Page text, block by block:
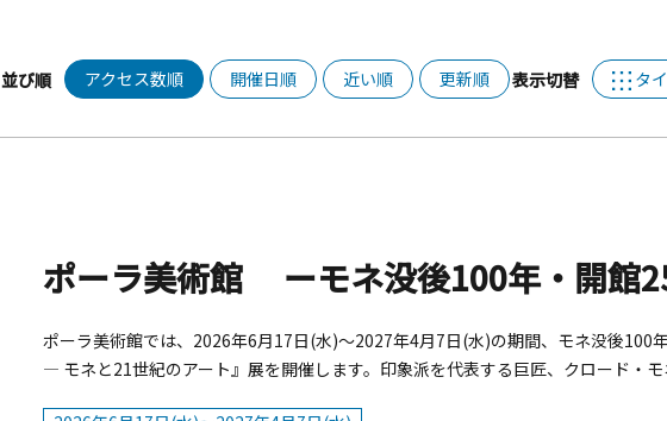
並び順 アクセス数順 開催日順 近い順 更新順 表示切替 タ
ポーラ美術館では、2026年6月17日(水)～2027年4月7日(水)の期間、モネ没後
― モネと21世紀のアート』展を開催します。印象派を代表する巨匠、クロード・